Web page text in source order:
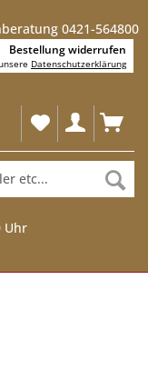
0421-564800
Uhr
Bestellung widerrufen
Datenschutzerklärung